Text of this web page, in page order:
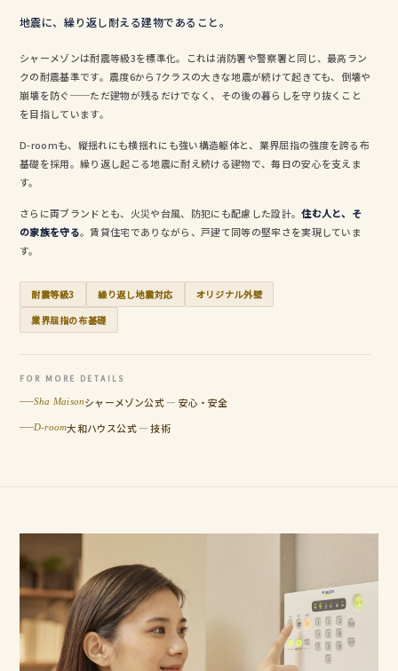
地震に、繰り返し耐える建物であること。
シャーメゾンは耐震等級3を標準化。これは消防署や警察署と同じ、最高ラン
クの耐震基準です。震度6から7クラスの大きな地震が続けて起きても、倒壊や
崩壊を防ぐ──ただ建物が残るだけでなく、その後の暮らしを守り抜くこと
を目指しています。
D-roomも、縦揺れにも横揺れにも強い構造躯体と、業界屈指の強度を誇る布
基礎を採用。繰り返し起こる地震に耐え続ける建物で、毎日の安心を支えま
す。
さらに両ブランドとも、火災や台風、防犯にも配慮した設計。住む人と、そ
の家族を守る。賃貸住宅でありながら、戸建て同等の堅牢さを実現していま
す。
耐震等級3 繰り返し地震対応
オリジナル外壁
業界屈指の布基礎
FOR MORE DETAILS
Sha Maisonシャーメゾン公式 — 安心・安全
D-room大和ハウス公式 — 技術